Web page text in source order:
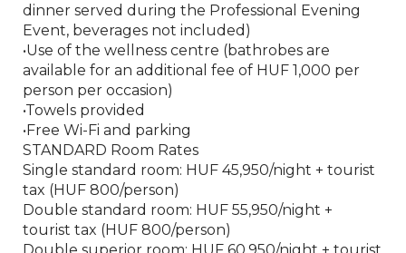
dinner served during the Professional Evening
Event, beverages not included)
•Use of the wellness centre (bathrobes are
available for an additional fee of HUF 1,000 per
person per occasion)
•Towels provided
•Free Wi-Fi and parking
STANDARD Room Rates
Single standard room: HUF 45,950/night + tourist
tax (HUF 800/person)
Double standard room: HUF 55,950/night +
tourist tax (HUF 800/person)